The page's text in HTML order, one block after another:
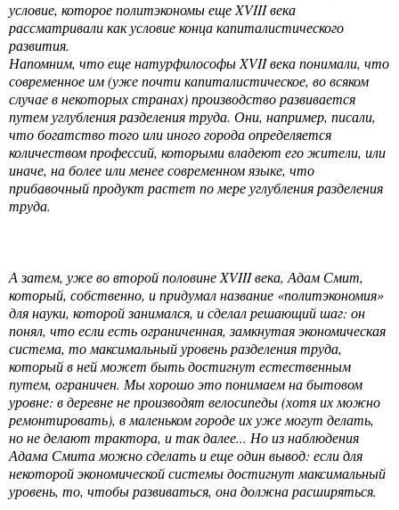
условие, которое политэкономы еще XVIII века
рассматривали как условие конца капиталистического
развития.
Напомним, что еще натурфилософы XVII века понимали, что
современное им (уже почти капиталистическое, во всяком
случае в некоторых странах) производство развивается
путем углубления разделения труда. Они, например, писали,
что богатство того или иного города определяется
количеством профессий, которыми владеют его жители, или
иначе, на более или менее современном языке, что
прибавочный продукт растет по мере углубления разделения
труда.
А затем, уже во второй половине XVIII века, Адам Смит,
который, собственно, и придумал название «политэкономия»
для науки, которой занимался, и сделал решающий шаг: он
понял, что если есть ограниченная, замкнутая экономическая
система, то максимальный уровень разделения труда,
который в ней может быть достигнут естественным
путем, ограничен. Мы хорошо это понимаем на бытовом
уровне: в деревне не производят велосипеды (хотя их можно
ремонтировать), в маленьком городе их уже могут делать,
но не делают трактора, и так далее... Но из наблюдения
Адама Смита можно сделать и еще один вывод: если для
некоторой экономической системы достигнут максимальный
уровень, то, чтобы развиваться, она должна расширяться.